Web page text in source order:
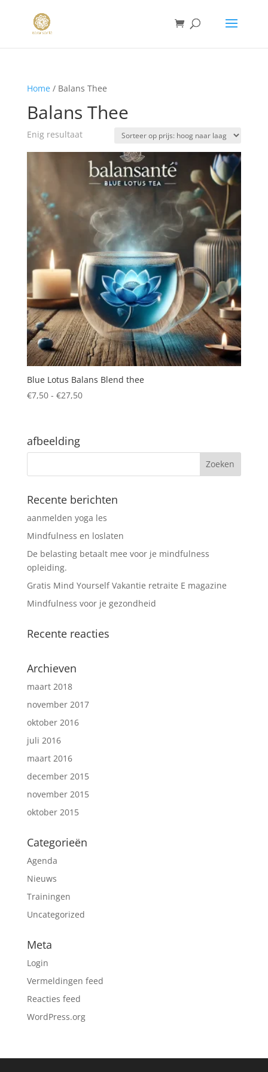
Home/ Balans Thee
Balans Thee
Enig resultaat
Blue Lotus Balans Blend thee
€7,50 - €27,50Prijsklasse:
afbeelding
Recente berichten
aanmelden yoga les
Mindfulness en loslaten
De belasting betaalt mee voor je mindfulness
opleiding.
Gratis Mind Yourself Vakantie retraite E magazine
Mindfulness voor je gezondheid
Recente reacties
Archieven
maart 2018
november 2017
oktober 2016
juli 2016
maart 2016
december 2015
november 2015
oktober 2015
Categorieën
Agenda
Nieuws
Trainingen
Uncategorized
Meta
Login
Vermeldingen feed
Reacties feed
WordPress.org